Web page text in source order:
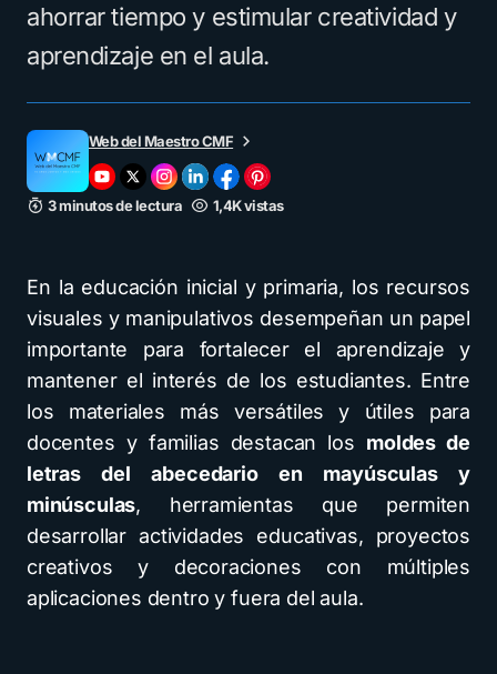
ahorrar tiempo y estimular creatividad y
aprendizaje en el aula.
Web del Maestro CMF
3 minutos de lectura 1,4K vistas
En la educación inicial y primaria, los recursos
visuales y manipulativos desempeñan un papel
importante para fortalecer el aprendizaje y
mantener el interés de los estudiantes. Entre
los materiales más versátiles y útiles para
docentes y familias destacan los moldes de
letras del abecedario en mayúsculas y
minúsculas, herramientas que permiten
desarrollar actividades educativas, proyectos
creativos y decoraciones con múltiples
aplicaciones dentro y fuera del aula.